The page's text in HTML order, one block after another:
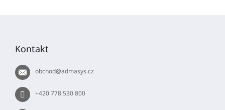
Kontakt
obchod@admasys.cz
+420 778 530 800